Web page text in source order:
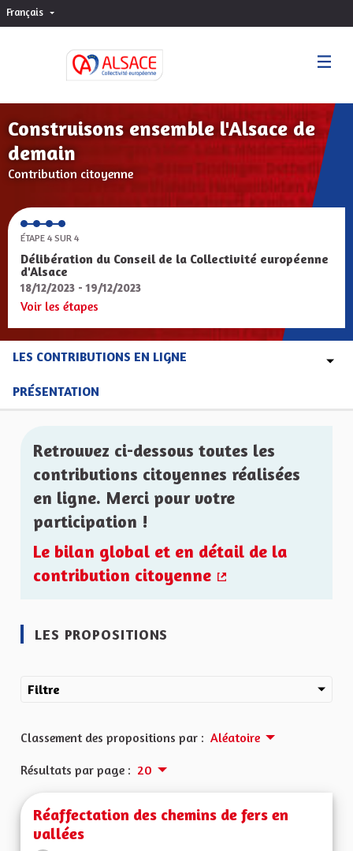
Français Choisir la langue
Construisons ensemble l'Alsace de
demain
Contribution citoyenne
ÉTAPE 4 SUR 4
Délibération du Conseil de la Collectivité européenne
d'Alsace
18/12/2023 - 19/12/2023
Voir les étapes
LES CONTRIBUTIONS EN LIGNE
PRÉSENTATION
Retrouvez ci-dessous toutes les
contributions citoyennes réalisées
en ligne. Merci pour votre
participation !
Le bilan global et en détail de la
contribution citoyenne
LES PROPOSITIONS
Filtre
Classement des propositions par : Aléatoire
Résultats par page : 20
Réaffectation des chemins de fers en
vallées